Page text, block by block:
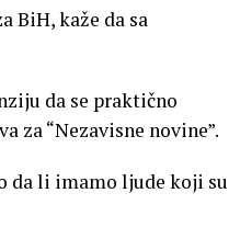
BiH, kaže da sa
da se praktično
za “Nezavisne novine”.
da li imamo ljude koji su